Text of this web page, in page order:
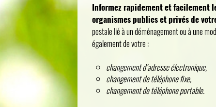
Informez rapidement et facilement
organismes publics et privés de
postale lié à un déménagement ou à une
également de votre :
changement d’adresse électronique,
changement de téléphone fixe,
changement de téléphone portable.